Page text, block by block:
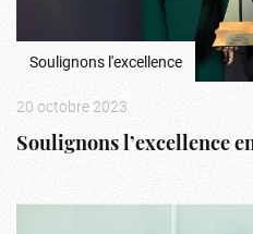
Soulignons l'excellence
20 octobre 2023
Soulignons l’excellence